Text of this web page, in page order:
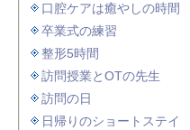
口腔ケアは癒やしの時間
卒業式の練習
整形5時間
訪問授業とOTの先生
訪問の日
日帰りのショートステイ